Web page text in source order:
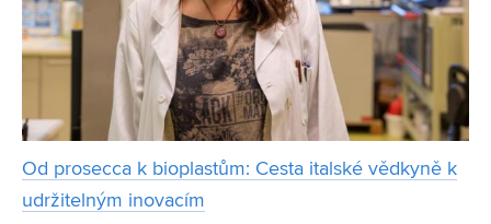
Od prosecca k bioplastům: Cesta italské vědkyně k
udržitelným inovacím